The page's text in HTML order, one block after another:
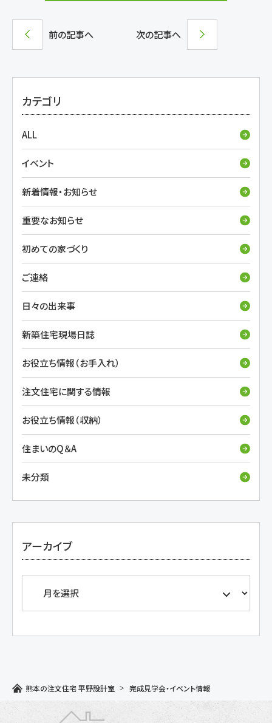
前の記事へ 次の記事へ
カテゴリ
ALL
イベント
新着情報・お知らせ
重要なお知らせ
初めての家づくり
ご連絡
日々の出来事
新築住宅現場日誌
お役立ち情報（お手入れ）
注文住宅に関する情報
お役立ち情報（収納）
住まいのQ＆A
未分類
アーカイブ
熊本の注文住宅 平野設計室 完成見学会・イベント情報